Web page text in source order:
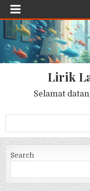
Lirik
Selamat
Search